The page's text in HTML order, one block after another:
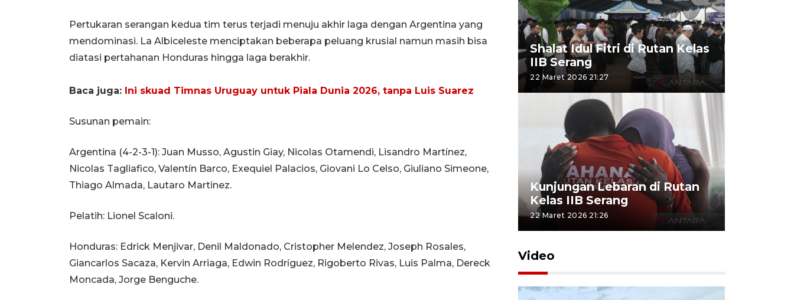
Pertukaran serangan kedua tim terus terjadi menuju akhir laga dengan Argentina yang
mendominasi. La Albiceleste menciptakan beberapa peluang krusial namun masih bisa
diatasi pertahanan Honduras hingga laga berakhir.
Baca juga: Ini skuad Timnas Uruguay untuk Piala Dunia 2026, tanpa Luis Suarez
Susunan pemain:
Argentina (4-2-3-1): Juan Musso, Agustin Giay, Nicolas Otamendi, Lisandro Martínez,
Nicolas Tagliafico, Valentín Barco, Exequiel Palacios, Giovani Lo Celso, Giuliano Simeone,
Thiago Almada, Lautaro Martinez.
Pelatih: Lionel Scaloni.
Honduras: Edrick Menjivar, Denil Maldonado, Cristopher Melendez, Joseph Rosales,
Giancarlos Sacaza, Kervin Arriaga, Edwin Rodríguez, Rigoberto Rivas, Luis Palma, Dereck
Moncada, Jorge Benguche.
Shalat Idul Fitri di Rutan Kelas
IIB Serang
22 Maret 2026 21:27
Kunjungan Lebaran di Rutan
Kelas IIB Serang
22 Maret 2026 21:26
Video